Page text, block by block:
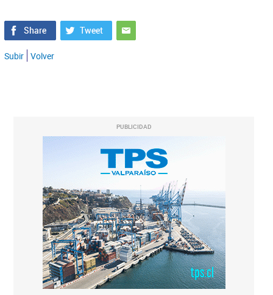
Subir Volver
PUBLICIDAD